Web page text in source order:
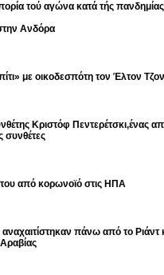
τού αγώνα κατά τής πανδημίας
Ανδόρα
με οικοδεσπότη τον Έλτον Τζον
Κριστόφ Πεντερέτσκι,ένας
συνθέτες
από κορωνοϊό στις ΗΠΑ
αναχαιτίστηκαν πάνω από το Ριάντ